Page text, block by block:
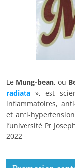
Le Mung-bean, ou
radiata », est
inflammatoires,
et anti-
l’université Pr
2022 -